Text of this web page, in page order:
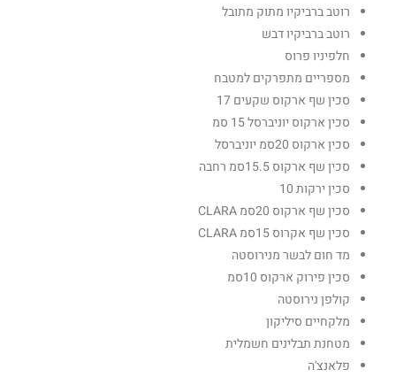
רוטב ברביקיו מתוק מתובל
רוטב ברביקיו דבש
חלפיניו פרוס
מספריים מתפרקים למטבח
סכין שף ארקוס שקעים 17
סכין ארקוס יוניברסל 15 סמ
סכין ארקוס 20סמ יוניברסל
סכין שף ארקוס 15.5סמ רחבה
סכין ירקות 10
סכין שף ארקוס 20סמ CLARA
סכין שף אקרוס 15סמ CLARA
מד חום לבשר מנירוסטה
סכין פירוק ארקוס 10סמ
קולפן נירוסטה
מלקחיים סיליקון
מטחנת תבלינים חשמלית
פלאנצ'ה